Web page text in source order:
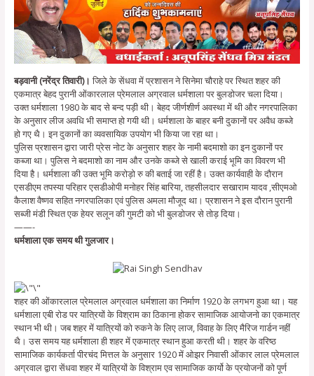
बड़वानी (नरेंद्र तिवारी)। जिले के सेंधवा में प्रशासन ने सिनेमा चौराहे पर स्थित शहर की
एकमात्र बेहद पुरानी ओंकारलाल प्रेमलाल अग्रवाल धर्मशाला पर बुलडोजर चला दिया।
उक्त धर्मशाला 1980 के बाद से बन्द पड़ी थी। बेहद जीर्णशीर्ण अवस्था में थी और नगरपालिका
के अनुसार लीज अवधि भी समाप्त हो गयी थी। धर्मशाला के बाहर बनी दुकानों पर अवैध कब्जे
हो गए थै। इन दुकानों का व्यवसायिक उपयोग भी किया जा रहा था।
पुलिस प्रशासन द्वारा जारी प्रेस नोट के अनुसार शहर के नामी बदमाशो का इन दुकानों पर
कब्जा था। पुलिस ने बदमाशो का नाम और उनके कब्जे से खाली कराई भूमि का विवरण भी
दिया है। धर्मशाला की उक्त भूमि करोड़ो रु की बताई जा रहीं है। उक्त कार्यवाही के दौरान
एसडीएम तपस्या परिहार एसडीओपी मनोहर सिंह बारिया, तहसीलदार सखाराम यादव ,सीएमओ
कैलाश वैष्णव सहित नगरपालिका एवं पुलिस अमला मौजूद था। प्रशासन ने इस दौरान पुरानी
सब्जी मंडी स्थित एक हेयर सलून की गुमटी को भी बुलडोजर से तोड़ दिया।
——-
धर्मशाला एक समय थी गुलजार।
शहर की ओंकारलाल प्रेमलाल अग्रवाल धर्मशाला का निर्माण 1920 के लगभग हुआ था। यह
धर्मशाला एबी रोड पर यात्रियों के विश्राम का ठिकाना होकर सामाजिक आयोजनो का एकमात्र
स्थान भी थी। जब शहर में यात्रियों को रुकने के लिए लाज, विवाह के लिए मैरिज गार्डन नहीं
थै। उस समय यह धर्मशाला ही शहर में एकमात्र स्थान हुआ करती थी। शहर के वरिष्ठ
सामाजिक कार्यकर्ता पीरचंद मित्तल के अनुसार 1920 में ओझर निवासी ओंकार लाल प्रेमलाल
अग्रवाल द्वारा सेंधवा शहर में यात्रियों के विश्राम एव सामाजिक कार्यो के प्रयोजनों को पूर्ण